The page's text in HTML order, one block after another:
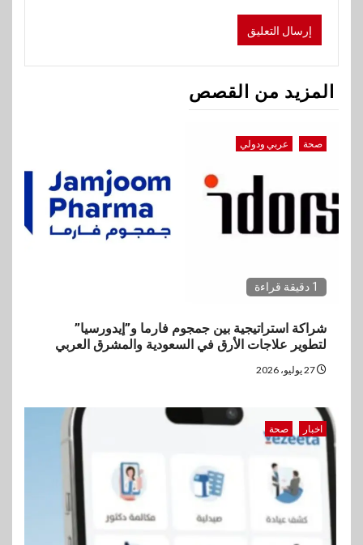
المزيد من القصص
صحة عربي ودولي
1 دقيقة قراءة
شراكة استراتيجية بين جمجوم فارما و”إيدورسيا”
لتطوير علاجات الأرق في السعودية والمشرق العربي
اخبار صحة